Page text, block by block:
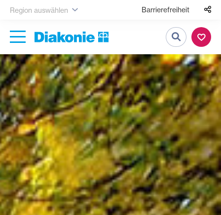
Region auswählen Barrierefreiheit
Suche